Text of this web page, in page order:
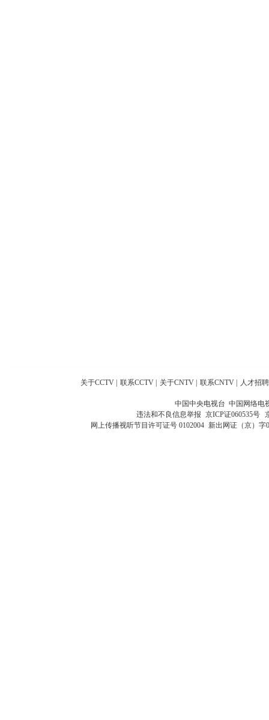
关于CCTV 联系CCTV 关于CNTV 联系CNTV 人才招聘
中国中央电视台 中国网络电
违法和不良信息举报 京ICP证060535号
网上传播视听节目许可证号 0102004 新出网证（京）